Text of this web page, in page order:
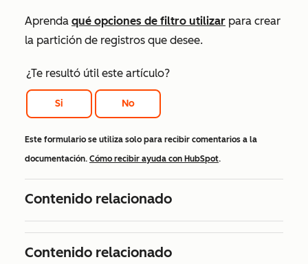
Aprenda qué opciones de filtro utilizar para crear
la partición de registros que desee.
¿Te resultó útil este artículo?
Si No
Este formulario se utiliza solo para recibir comentarios a la
documentación. Cómo recibir ayuda con HubSpot.
Contenido relacionado
Contenido relacionado